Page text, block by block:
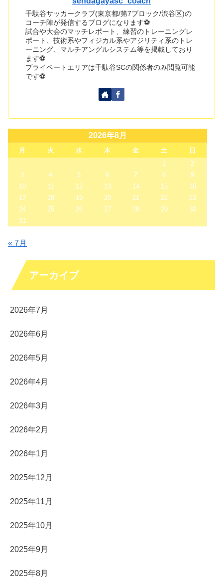
千駄谷サッカークラブ(東京都/第7ブロック/渋谷区)の
コーチ陣が発信するブログになります⚽
試合や大会のマッチレポート、練習のトレーニングレ
ポート、技術系やフィジカル系やアジリティ系のトレ
ーニング、マルチアングルシステム等を掲載しており
ます⚽
プライベートエリアは千駄谷SCの関係者のみ閲覧可能
です⚽
2026年8月
月 火 水 木 金 土
日
1
2
3
4 5 6 7 8
9
10
11 12 13 14 15
16
17
18 19 20 21 22
23
24
25 26 27 28 29
30
31
« 7月
アーカイブ
2026年7月
2026年6月
2026年5月
2026年4月
2026年3月
2026年2月
2026年1月
2025年12月
2025年11月
2025年10月
2025年9月
2025年8月